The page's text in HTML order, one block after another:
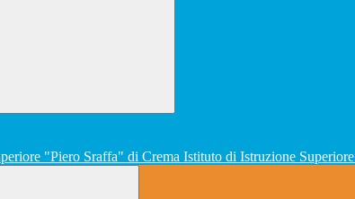
Istituto di Istruzione Superiore